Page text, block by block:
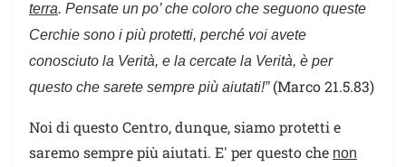
terra. Pensate un po’ che coloro che seguono queste
Cerchie sono i più protetti, perché voi avete
conosciuto la Verità, e la cercate la Verità, è per
questo che sarete sempre più aiutati!”(Marco 21.5.83)
Noi di questo Centro, dunque, siamo protetti e
saremo sempre più aiutati. E' per questo che non